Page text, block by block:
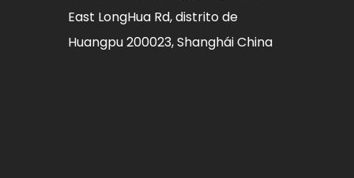
East LongHua Rd, distrito de
Huangpu 200023, Shanghái China